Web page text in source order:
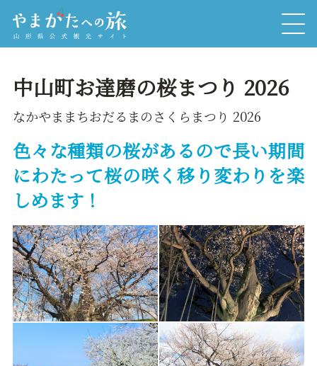
中山町お達磨の桜まつり 2026
なかやままちおだるまのさくらまつり 2026
色々な種類の桜があるので長い期間
にわたって桜の咲く移り変わりを楽
しめます！